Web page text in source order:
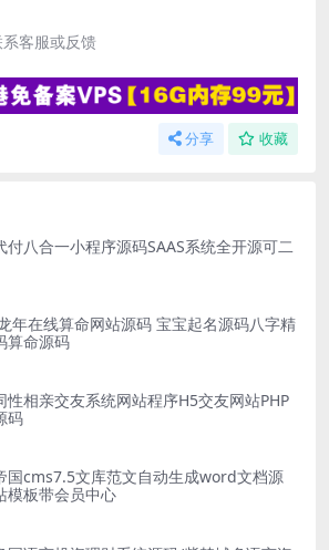
客服或反馈
分享 收藏
付八合一小程序源码SAAS系统全开源可二
年在线算命网站源码 宝宝起名源码八字精
算命源码
性相亲交友系统网站程序H5交友网站PHP
码
国cms7.5文库范文自动生成word文档源
模板带会员中心